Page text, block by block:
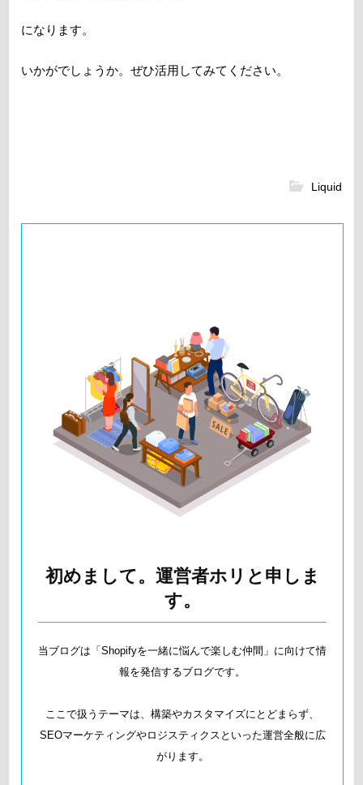
になります。
いかがでしょうか。ぜひ活用してみてください。
Liquid
初めまして。運営者ホリと申しま
す。
当ブログは「Shopifyを一緒に悩んで楽しむ仲間」に向けて情
報を発信するブログです。
ここで扱うテーマは、構築やカスタマイズにとどまらず、
SEOマーケティングやロジスティクスといった運営全般に広
がります。